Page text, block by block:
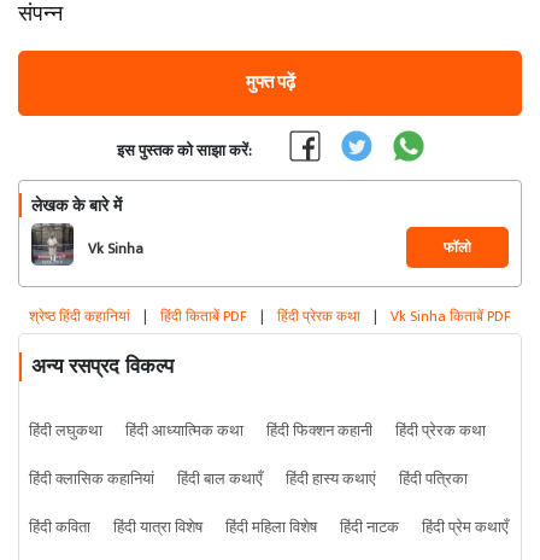
संपन्न
मुफ्त पढ़ें
इस पुस्तक को साझा करें:
लेखक के बारे में
Vk Sinha फॉलो
श्रेष्ठ हिंदी कहानियां | हिंदी किताबें PDF | हिंदी प्रेरक कथा | Vk Sinha किताबें PDF
अन्य रसप्रद विकल्प
हिंदी लघुकथा हिंदी आध्यात्मिक कथा हिंदी फिक्शन कहानी
हिंदी प्रेरक कथा
हिंदी क्लासिक कहानियां
हिंदी बाल कथाएँ हिंदी हास्य कथाएं
हिंदी पत्रिका
हिंदी कविता
हिंदी यात्रा विशेष हिंदी महिला विशेष हिंदी नाटक हिंदी प्रेम कथाएँ